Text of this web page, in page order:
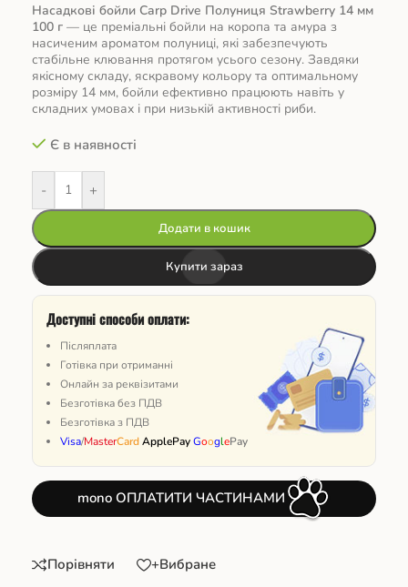
Насадкові бойли Carp Drive Полуниця Strawberry 14 мм
100 г — це преміальні бойли на коропа та амура з
насиченим ароматом полуниці, які забезпечують
стабільне клювання протягом усього сезону. Завдяки
якісному складу, яскравому кольору та оптимальному
розміру 14 мм, бойли ефективно працюють навіть у
складних умовах і при низькій активності риби.
Є в наявності
- +
Додати в кошик
Купити зараз
Доступні способи оплати:
Післяплата
Готівка при отриманні
Онлайн за реквізитами
Безготівка без ПДВ
Безготівка з ПДВ
Visa/MasterCardApplePayGooglePay
mono ОПЛАТИТИ ЧАСТИНАМИ
Порівняти
+Вибране